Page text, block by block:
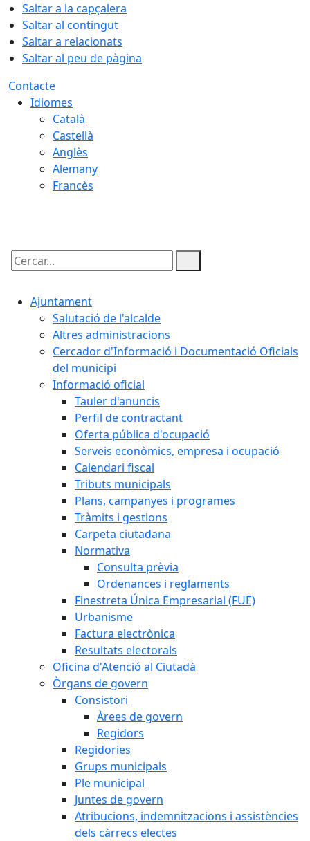
Saltar a la capçalera
Saltar al contingut
Saltar a relacionats
Saltar al peu de pàgina
Contacte
Idiomes
Català
Castellà
Anglès
Alemany
Francès
Cercar:
Ajuntament
Salutació de l'alcalde
Altres administracions
Cercador d'Informació i Documentació Oficials
del municipi
Informació oficial
Tauler d'anuncis
Perfil de contractant
Oferta pública d'ocupació
Serveis econòmics, empresa i ocupació
Calendari fiscal
Tributs municipals
Plans, campanyes i programes
Tràmits i gestions
Carpeta ciutadana
Normativa
Consulta prèvia
Ordenances i reglaments
Finestreta Única Empresarial (FUE)
Urbanisme
Factura electrònica
Resultats electorals
Oficina d'Atenció al Ciutadà
Òrgans de govern
Consistori
Àrees de govern
Regidors
Regidories
Grups municipals
Ple municipal
Juntes de govern
Atribucions, indemnitzacions i assistències
dels càrrecs electes